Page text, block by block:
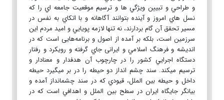
و طراحي و تبيين ويژگي ها و ترسيم موقعيت جامعه اي را كه
نسل هاي امروز و آينده بتوانند آگاهانه و با اتكاي به نفس در
مسير تحقق آن گام بردارند، نه تنها لازمه پويايي و اميد مردم اين
سرزمين است، بلكه بر آمده از اصول و برنامه‌هایی است كه در
انديشه و فرهنگ اسلامي و ایرانی جاي گرفته و رويكرد و رفتار
دستگاه اجرايي كشور را در چارچوب آن هدفدار و معنادار و
ترسیم مي‏كند. سند چشم انداز دو حيطه را در بر مي‏گيرد حيطه
داخل و حيطه بين الملل، قيودي كه در سند چشم‏انداز آمده و
بيانگر جايگاه ايران در سطح بين الملل و اهدافي است كه در